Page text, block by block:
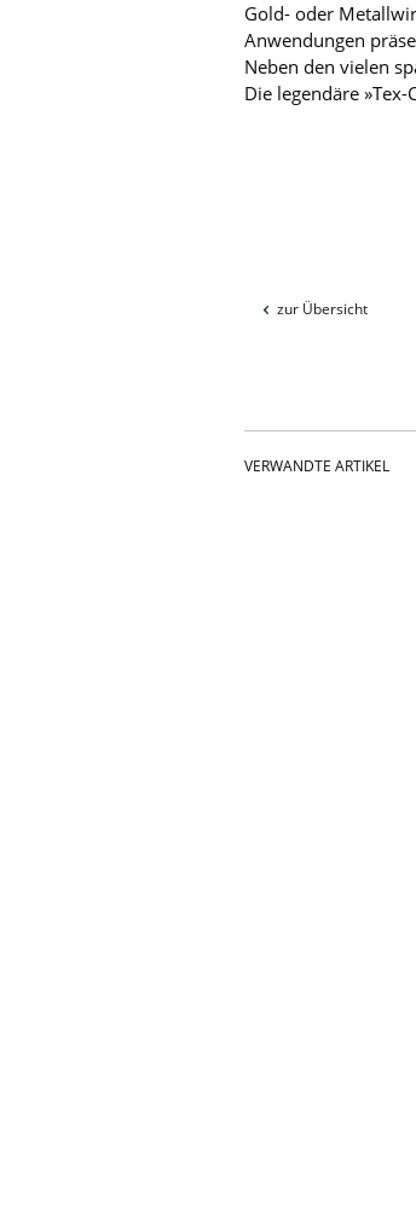
Gold- oder
Anwendungen
Neben den vielen
Die legendäre
zur Übersicht
VERWANDTE ARTIKEL